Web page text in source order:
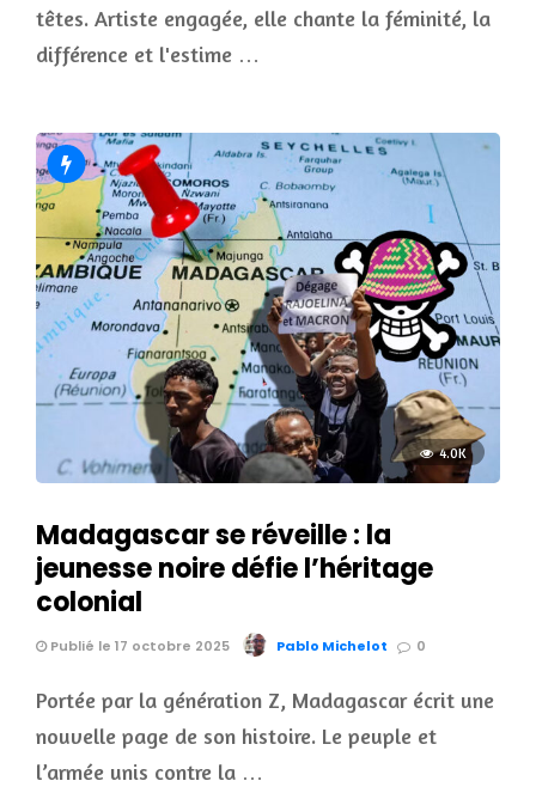
têtes. Artiste engagée, elle chante la féminité, la
différence et l'estime …
4.0K
Madagascar se réveille : la
jeunesse noire défie l’héritage
colonial
Publié le 17 octobre 2025 Pablo Michelot 0
Portée par la génération Z, Madagascar écrit une
nouvelle page de son histoire. Le peuple et
l’armée unis contre la …